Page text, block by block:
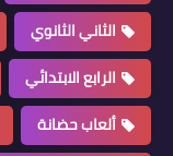
الثاني الثانوي
الرابع الابتدائي
ألعاب حضانة